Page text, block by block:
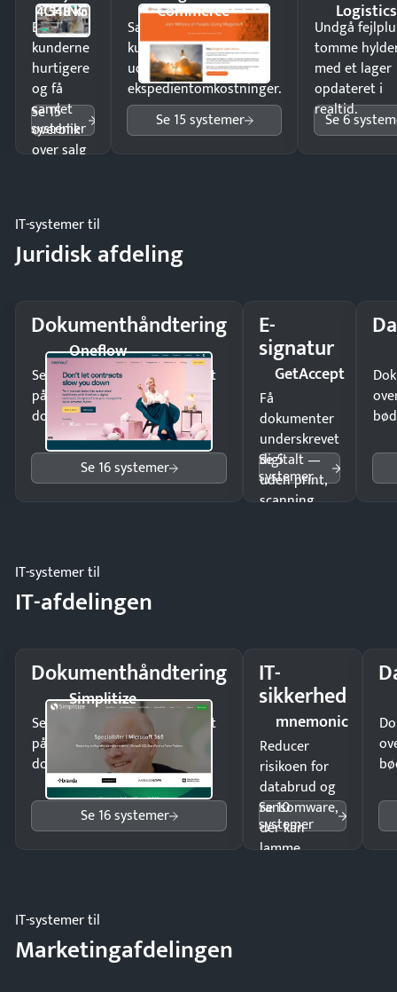
CHING
4.548 kr
Ekspedér
kunderne
hurtigere
og få
samlet
overblik
over salg
Se 15
systemer
Commerce
Sælg produkter 24/7 til
kunder i hele landet
uden
ekspedientomkostninger.
Se 15 systemer
Logistics
Undgå
tomme
med et lager
opdateret i
realtid.
Se 6
IT-systemer til
Juridisk afdeling
Dokumenthåndtering
Oneflow
Send kontrakter til underskrift
på minutter og mist ingen
dokumenter.
Se 16 systemer
E-
signatur
GetAccept
Få
dokumenter
underskrevet
digitalt —
uden print,
scanning
Se 5
systemer
IT-systemer til
IT-afdelingen
Dokumenthåndtering
Simplitize
Send kontrakter til underskrift
på minutter og mist ingen
dokumenter.
Se 16 systemer
IT-
sikkerhed
mnemonic
Reducer
risikoen for
databrud og
ransomware,
der kan
lamme
Se 10
systemer
IT-systemer til
Marketingafdelingen